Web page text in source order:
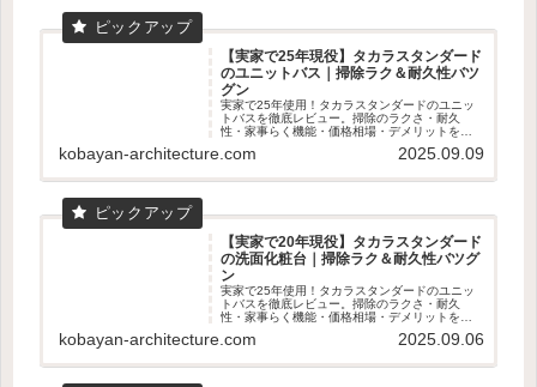
【実家で25年現役】タカラスタンダード
のユニットバス｜掃除ラク＆耐久性バツ
グン
実家で25年使用！タカラスタンダードのユニッ
トバスを徹底レビュー。掃除のラクさ・耐久
性・家事らく機能・価格相場・デメリットを数
kobayan-architecture.com 2025.09.09
【実家で20年現役】タカラスタンダード
の洗面化粧台｜掃除ラク＆耐久性バツグ
ン
実家で25年使用！タカラスタンダードのユニッ
トバスを徹底レビュー。掃除のラクさ・耐久
性・家事らく機能・価格相場・デメリットを数
kobayan-architecture.com 2025.09.06